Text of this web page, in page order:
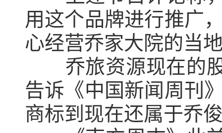
用这个品牌进行推广
心经营乔家大院的当
乔旅资源现在的
告诉《中国新闻周刊
商标到现在还属于乔